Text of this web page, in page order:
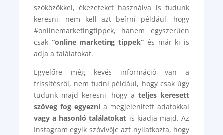
szóközökkel, ékezeteket használva is tudunk
keresni, nem kell azt beírni például, hogy
#onlinemarketingtippek, hanem egyszerűen
csak “online marketing tippek” és már ki is
adja a találatokat.
Egyelőre még kevés információ van a
frissítésről, nem tudni például, hogy csak úgy
tudunk majd keresni, hogy a teljes keresett
szöveg fog egyezni a megjelenített adatokkal
vagy a hasonló találatokat is kiadja majd. Az
Instagram egyik szóvivője azt nyilatkozta, hogy